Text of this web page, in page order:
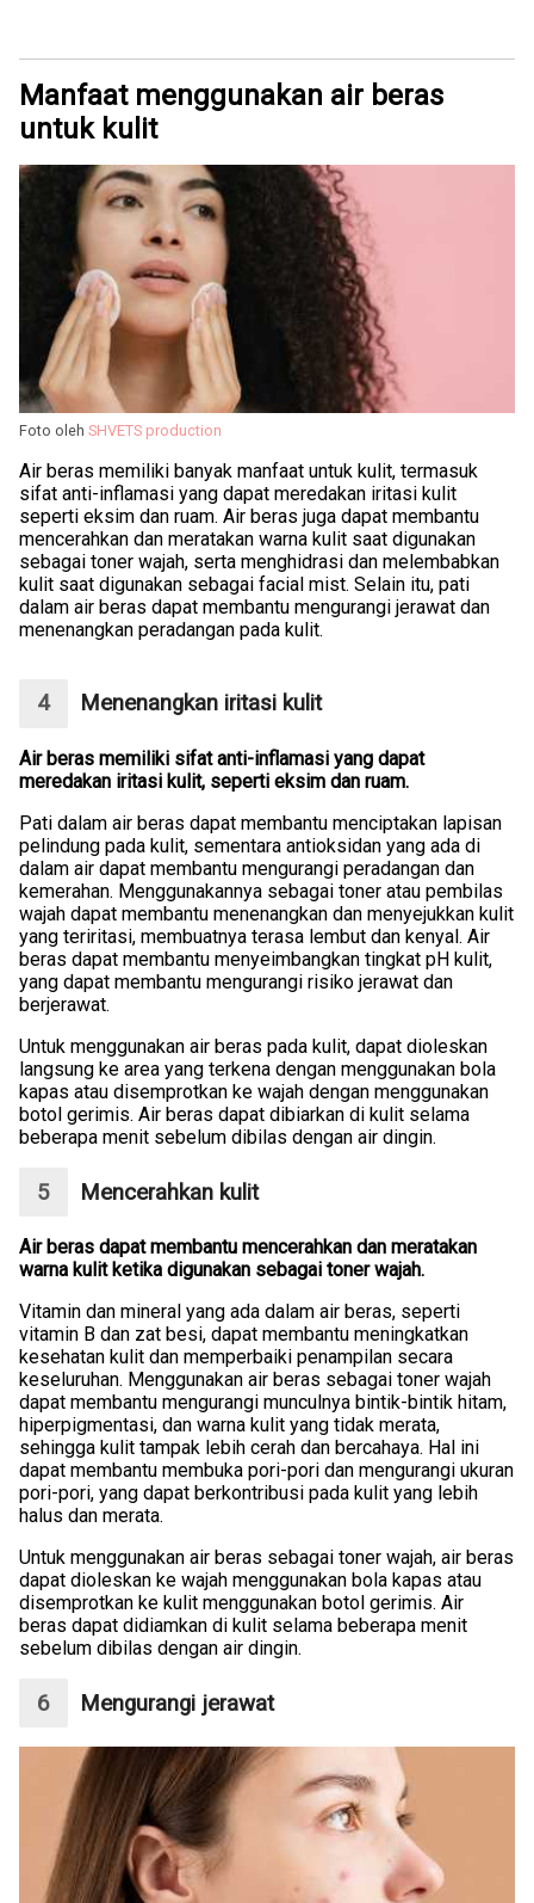
Manfaat menggunakan air beras
untuk kulit
Foto oleh SHVETS production
Air beras memiliki banyak manfaat untuk kulit, termasuk
sifat anti-inflamasi yang dapat meredakan iritasi kulit
seperti eksim dan ruam. Air beras juga dapat membantu
mencerahkan dan meratakan warna kulit saat digunakan
sebagai toner wajah, serta menghidrasi dan melembabkan
kulit saat digunakan sebagai facial mist. Selain itu, pati
dalam air beras dapat membantu mengurangi jerawat dan
menenangkan peradangan pada kulit.
Menenangkan iritasi kulit
Air beras memiliki sifat anti-inflamasi yang dapat
meredakan iritasi kulit, seperti eksim dan ruam.
Pati dalam air beras dapat membantu menciptakan lapisan
pelindung pada kulit, sementara antioksidan yang ada di
dalam air dapat membantu mengurangi peradangan dan
kemerahan. Menggunakannya sebagai toner atau pembilas
wajah dapat membantu menenangkan dan menyejukkan kulit
yang teriritasi, membuatnya terasa lembut dan kenyal. Air
beras dapat membantu menyeimbangkan tingkat pH kulit,
yang dapat membantu mengurangi risiko jerawat dan
berjerawat.
Untuk menggunakan air beras pada kulit, dapat dioleskan
langsung ke area yang terkena dengan menggunakan bola
kapas atau disemprotkan ke wajah dengan menggunakan
botol gerimis. Air beras dapat dibiarkan di kulit selama
beberapa menit sebelum dibilas dengan air dingin.
Mencerahkan kulit
Air beras dapat membantu mencerahkan dan meratakan
warna kulit ketika digunakan sebagai toner wajah.
Vitamin dan mineral yang ada dalam air beras, seperti
vitamin B dan zat besi, dapat membantu meningkatkan
kesehatan kulit dan memperbaiki penampilan secara
keseluruhan. Menggunakan air beras sebagai toner wajah
dapat membantu mengurangi munculnya bintik-bintik hitam,
hiperpigmentasi, dan warna kulit yang tidak merata,
sehingga kulit tampak lebih cerah dan bercahaya. Hal ini
dapat membantu membuka pori-pori dan mengurangi ukuran
pori-pori, yang dapat berkontribusi pada kulit yang lebih
halus dan merata.
Untuk menggunakan air beras sebagai toner wajah, air beras
dapat dioleskan ke wajah menggunakan bola kapas atau
disemprotkan ke kulit menggunakan botol gerimis. Air
beras dapat didiamkan di kulit selama beberapa menit
sebelum dibilas dengan air dingin.
Mengurangi jerawat